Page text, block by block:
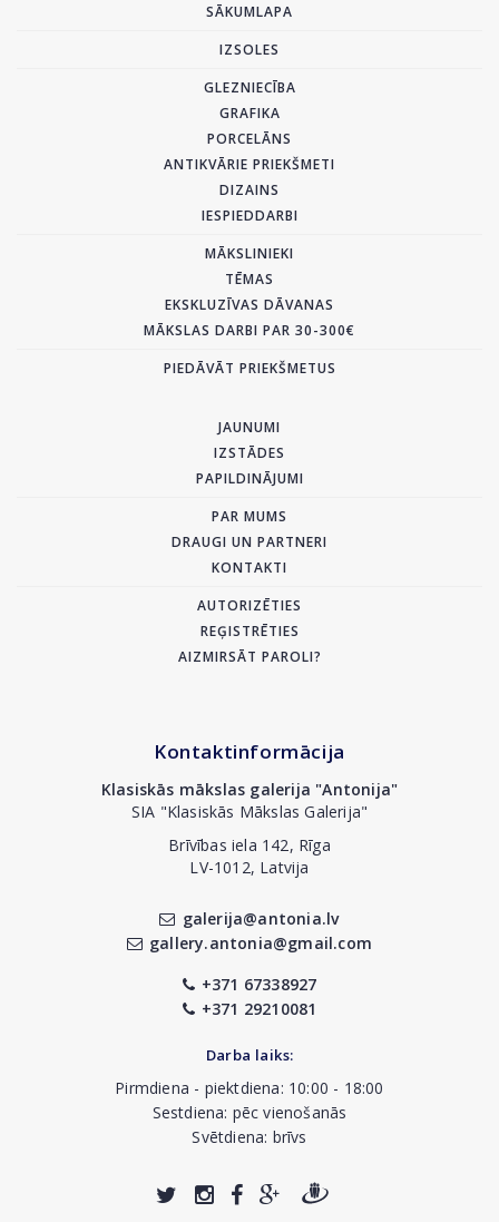
SĀKUMLAPA
IZSOLES
GLEZNIECĪBA
GRAFIKA
PORCELĀNS
ANTIKVĀRIE PRIEKŠMETI
DIZAINS
IESPIEDDARBI
MĀKSLINIEKI
TĒMAS
EKSKLUZĪVAS DĀVANAS
MĀKSLAS DARBI PAR 30-300€
PIEDĀVĀT PRIEKŠMETUS
JAUNUMI
IZSTĀDES
PAPILDINĀJUMI
PAR MUMS
DRAUGI UN PARTNERI
KONTAKTI
AUTORIZĒTIES
REĢISTRĒTIES
AIZMIRSĀT PAROLI?
Kontaktinformācija
Klasiskās mākslas galerija "Antonija"
SIA "Klasiskās Mākslas Galerija"
Brīvības iela 142, Rīga
LV-1012, Latvija
galerija@antonia.lv
gallery.antonia@gmail.com
+371 67338927
+371 29210081
Darba laiks:
Pirmdiena - piektdiena: 10:00 - 18:00
Sestdiena: pēc vienošanās
Svētdiena: brīvs